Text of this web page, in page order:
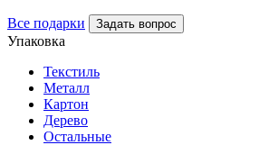
Все подарки Задать вопрос
Упаковка
Текстиль
Металл
Картон
Дерево
Остальные